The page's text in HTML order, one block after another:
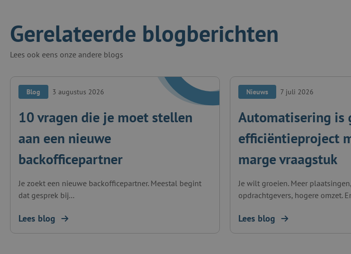
Gerelateerde blogberichten
Lees ook eens onze andere blogs
Blog 3 augustus 2026
10 vragen die je moet stellen
aan een nieuwe
backofficepartner
Je zoekt een nieuwe backofficepartner. Meestal begint
dat gesprek bij...
Lees blog
Nieuws 7 juli 2026
Automatisering is
efficiëntieproject
marge vraagstuk
Je wilt groeien. Meer
opdrachtgevers, hogere omzet.
Lees blog